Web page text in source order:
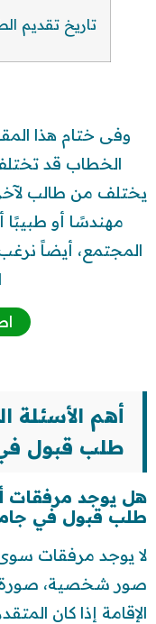
تاريخ تقديم
وفى ختام هذا
الخطاب قد
يختلف من طالب
مهندسًا أو
المجتمع، أيضاً
أهم
طلب قبول
هل يوجد مرفقات
طلب قبول في
لا يوجد مرفقات سوى
صور شخصية، صورة
الإقامة إذا كان